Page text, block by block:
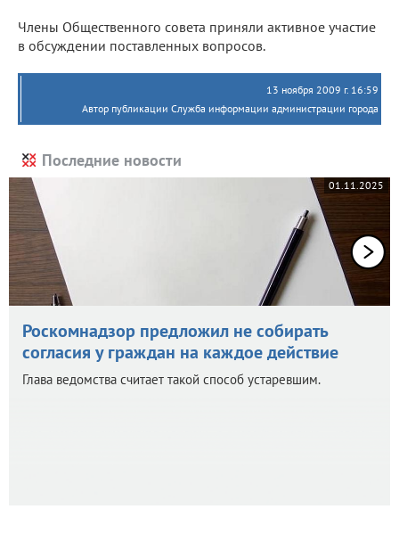
Члены Общественного совета приняли активное участие
в обсуждении поставленных вопросов.
13 ноября 2009 г. 16:59
Автор публикации Служба информации администрации города
Последние новости
01.11.2025
Роскомнадзор предложил не собирать
согласия у граждан на каждое действие
Глава ведомства считает такой способ устаревшим.